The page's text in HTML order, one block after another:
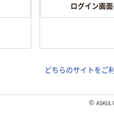
ログイン画
どちらのサイトをご
©